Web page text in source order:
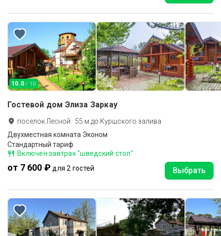
10.0 / 10
Гостевой дом Элиза Заркау
поселок Лесной · 55 м до Куршского залива
Двухместная комната Эконом
Стандартный тариф
Включен завтрак "шведский стол"
от 7 600 ₽ для 2 гостей Выбрать